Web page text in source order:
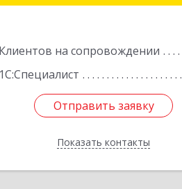
Клиентов на сопровождении
1С:Специалист
Отправить заявку
Показать контакты
Отправить заявку
Назад